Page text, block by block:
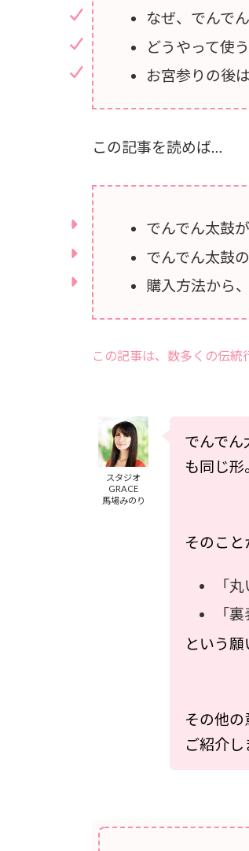
なぜ、でんで
どうやって使
お宮参りの後
この記事を読めば…
でんでん太鼓
でんでん太鼓
購入方法から
この記事は、数多くの伝統
スタジオ
GRACE
馬場みのり
でんでん
も同じ形
そのこと
「
「
という願
その他の
ご紹介